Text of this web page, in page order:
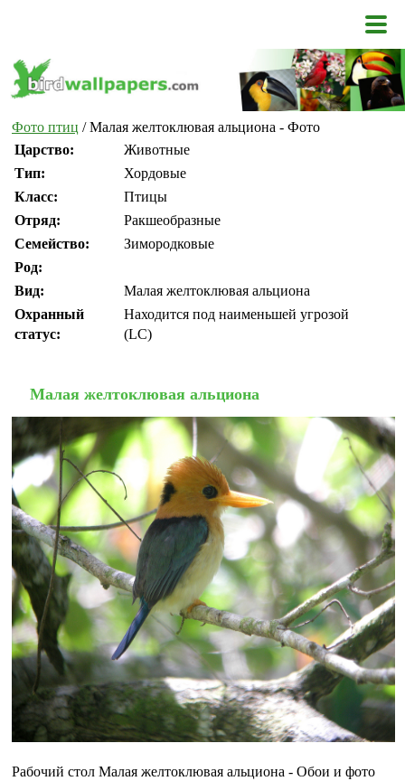
Фото птиц / Малая желтоклювая альциона - Фото
Царство:
Животные
Тип:
Хордовые
Класс:
Птицы
Отряд:
Ракшеобразные
Семейство:
Зимородковые
Род:
Вид:
Малая желтоклювая альциона
Охранный
статус:
Находится под наименьшей угрозой
(LC)
Малая желтоклювая альциона
Рабочий стол Малая желтоклювая альциона - Обои и фото